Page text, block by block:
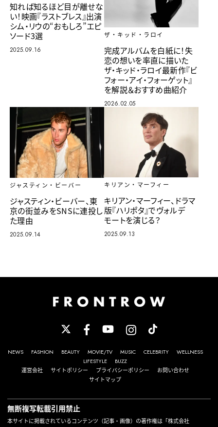
知れば知るほど目が離せな
い！映画『ラストブレス』出演
シム・リウの“おもしろ”エピ
ソード3選
2025.09.16
ザ・キッド・ラロイ
完成アルバムを白紙に！失
恋の想いを率直に描いた
ザ・キッド・ラロイ最新作『ビ
フォー・アイ・フォーゲット』
を解説＆おすすめ曲紹介
2026.02.05
ジャスティン・ビーバー
ジャスティン・ビーバー、東
京の街並みをSNSに連投し
た理由
2025.09.14
キリアン・マーフィー
キリアン・マーフィー、ドラマ
版『ハリポタ』でヴォルデ
モートを演じる？
2025.09.13
NEWS FASHION BEAUTY MOVIE/TV MUSIC CELEBRITY
WELLNESS
LIFESTYLE
BUZZ
運営会社
サイトポリシー プライバシーポリシー
お問い合わせ
サイトマップ
無断複写転載引用禁止
本サイトに掲載されているコンテンツ（記事・画像）の著作権は「株式会社